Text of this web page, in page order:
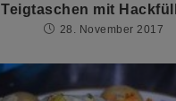
Teigtaschen mit
28. November 2017